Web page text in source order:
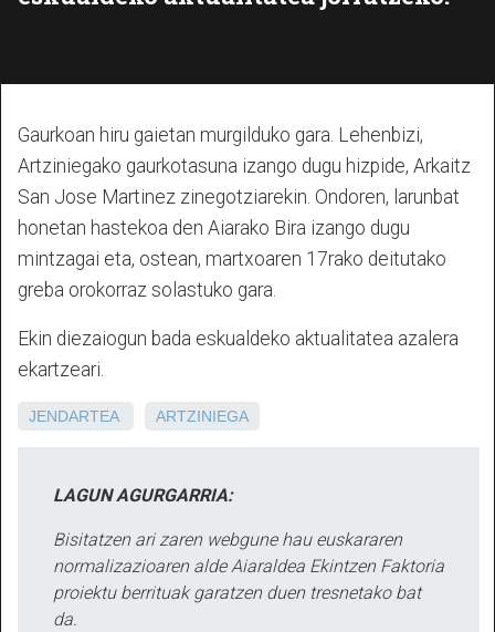
Gaurkoan hiru gaietan murgilduko gara. Lehenbizi,
Artziniegako gaurkotasuna izango dugu hizpide, Arkaitz
San Jose Martinez zinegotziarekin. Ondoren, larunbat
honetan hastekoa den Aiarako Bira izango dugu
mintzagai eta, ostean, martxoaren 17rako deitutako
greba orokorraz solastuko gara.
Ekin diezaiogun bada eskualdeko aktualitatea azalera
ekartzeari.
JENDARTEA ARTZINIEGA
LAGUN AGURGARRIA:
Bisitatzen ari zaren webgune hau euskararen
normalizazioaren alde Aiaraldea Ekintzen Faktoria
proiektu berrituak garatzen duen tresnetako bat
da.